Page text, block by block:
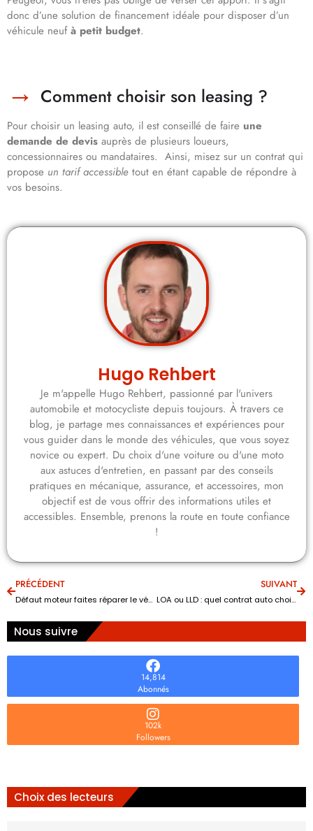
donc d’une solution de financement idéale pour disposer d’un
véhicule neufà petit budget.
Comment choisir son leasing ?
Pour choisir un leasing auto, il est conseillé de faire une
demande de devis auprès de plusieurs loueurs,
concessionnaires ou mandataires. Ainsi, misez sur un contrat qui
propose un tarif accessible tout en étant capable de répondre à
vos besoins.
Hugo Rehbert
Je m'appelle Hugo Rehbert, passionné par l'univers
automobile et motocycliste depuis toujours. À travers ce
blog, je partage mes connaissances et expériences pour
vous guider dans le monde des véhicules, que vous soyez
novice ou expert. Du choix d'une voiture ou d'une moto
aux astuces d'entretien, en passant par des conseils
pratiques en mécanique, assurance, et accessoires, mon
objectif est de vous offrir des informations utiles et
accessibles. Ensemble, prenons la route en toute confiance
!
PRÉCÉDENT
Défaut moteur faites réparer le véhicule : qu’est-ce que cela signifie ?
SUIVANT
LOA ou LLD : quel contrat auto choisir ?
Nous suivre
14,814
Abonnés
102k
Followers
Choix des lecteurs